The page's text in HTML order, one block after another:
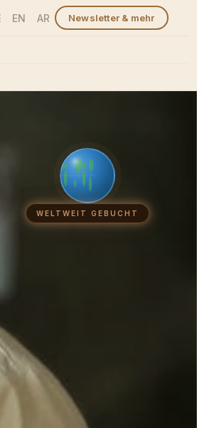
· EN · AR Newsletter & mehr
WELTWEIT GEBUCHT